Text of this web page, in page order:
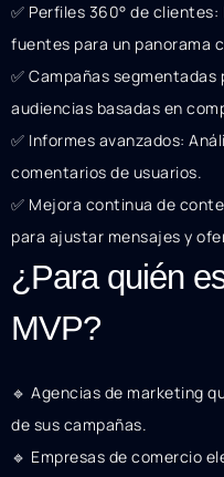
✅ Perfiles 360° de
fuentes para un panorama
✅ Campañas
audiencias basadas en
✅ Informes avanzados:
comentarios de usuarios.
✅ Mejora continua de
para ajustar mensajes y
¿Para quién
MVP?
🔹 Agencias de marketing
de sus campañas.
🔹 Empresas de comercio